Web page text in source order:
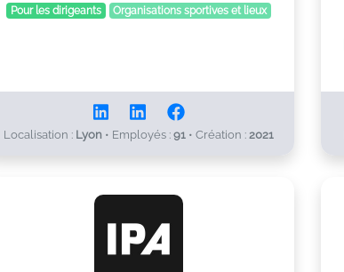
Pour les dirigeants Organisations sportives et lieux
Localisation : Lyon • Employés : 91 • Création : 2021